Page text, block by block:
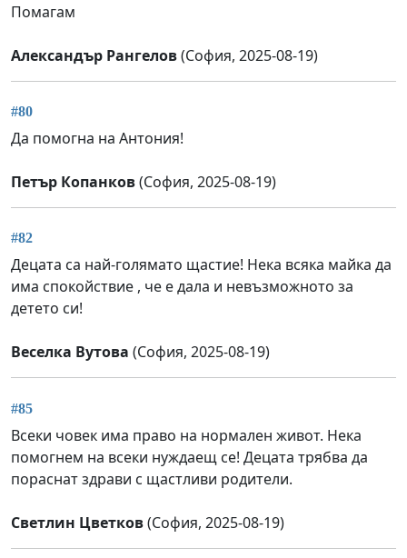
Помагам
Александър Рангелов(София, 2025-08-19)
#80
Да помогна на Антония!
Петър Копанков(София, 2025-08-19)
#82
Децата са най-голямато щастие! Нека всяка майка да
има спокойствие , че е дала и невъзможното за
детето си!
Веселка Вутова (София, 2025-08-19)
#85
Всеки човек има право на нормален живот. Нека
помогнем на всеки нуждаещ се! Децата трябва да
пораснат здрави с щастливи родители.
Светлин Цветков(София, 2025-08-19)